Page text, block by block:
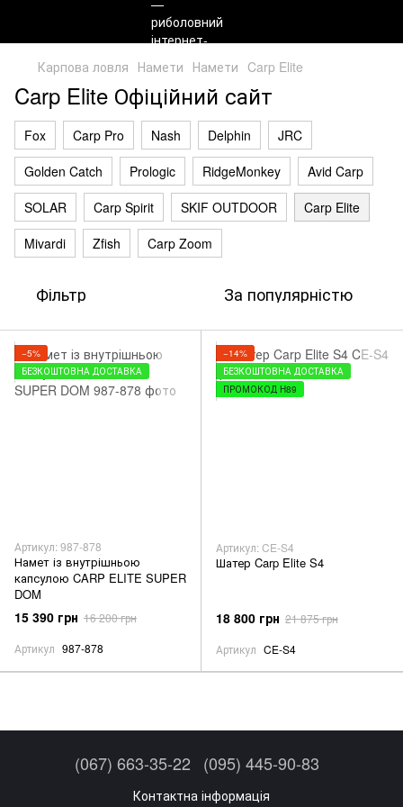
Карпова ловля Намети Намети Carp Elite
Carp Elite Офіційний сайт
Fox Carp Pro Nash Delphin
JRC
Golden Catch
Prologic RidgeMonkey
Avid Carp
SOLAR
Carp Spirit SKIF OUTDOOR
Carp Elite
Mivardi
Zfish Carp Zoom
Фільтр За популярністю
−5%
БЕЗКОШТОВНА ДОСТАВКА
Артикул: 987-878
Намет із внутрішньою
капсулою CARP ELITE SUPER
DOM
15 390 грн 16 200 грн
Артикул 987-878
−14%
БЕЗКОШТОВНА ДОСТАВКА
ПРОМОКОД H89
Артикул: CE-S4
Шатер Carp Elite S4
18 800 грн 21 875 грн
Артикул CE-S4
(067) 663-35-22 (095) 445-90-83
Контактна інформація